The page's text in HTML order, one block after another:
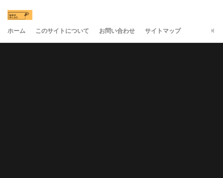
ホーム このサイトについて お問い合わせ サイトマップ